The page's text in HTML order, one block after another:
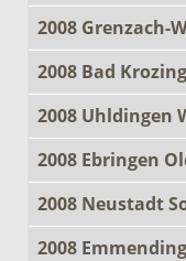
2008 Grenzach-
2008 Bad
2008 Uhldingen
2008 Ebringen
2008 Neustadt
2008